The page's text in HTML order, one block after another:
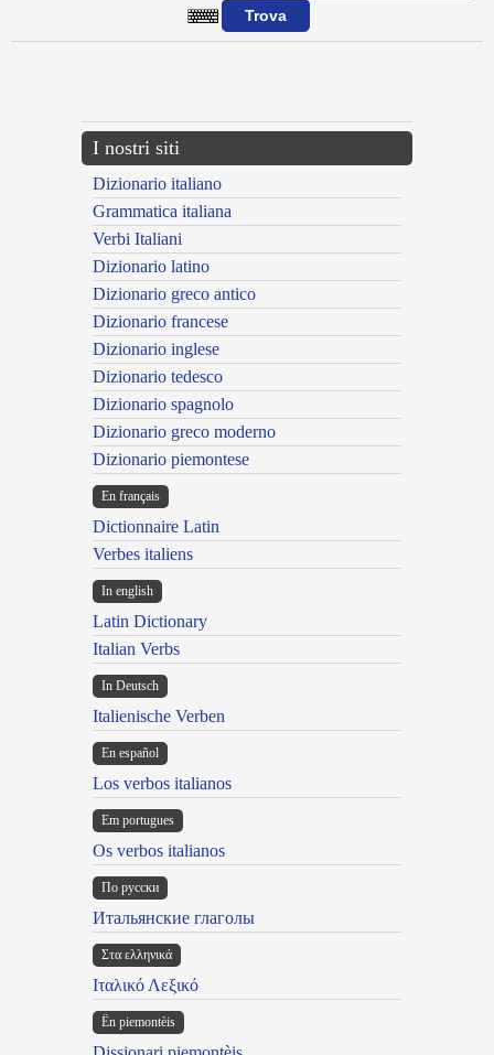
I nostri siti
Dizionario italiano
Grammatica italiana
Verbi Italiani
Dizionario latino
Dizionario greco antico
Dizionario francese
Dizionario inglese
Dizionario tedesco
Dizionario spagnolo
Dizionario greco moderno
Dizionario piemontese
En français
Dictionnaire Latin
Verbes italiens
In english
Latin Dictionary
Italian Verbs
In Deutsch
Italienische Verben
En español
Los verbos italianos
Em portugues
Os verbos italianos
По русски
Итальянские глаголы
Στα ελληνικά
Ιταλικό Λεξικό
Ën piemontèis